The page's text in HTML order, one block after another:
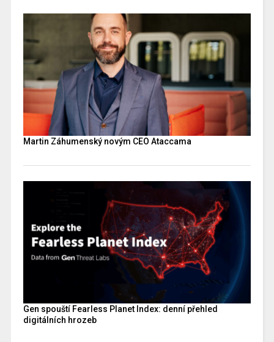
Martin Záhumenský novým CEO Ataccama
Gen spouští Fearless Planet Index: denní přehled
digitálních hrozeb